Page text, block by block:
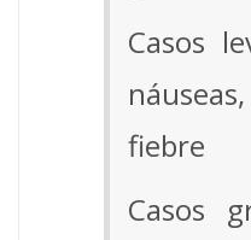
Casos
fiebre
Casos